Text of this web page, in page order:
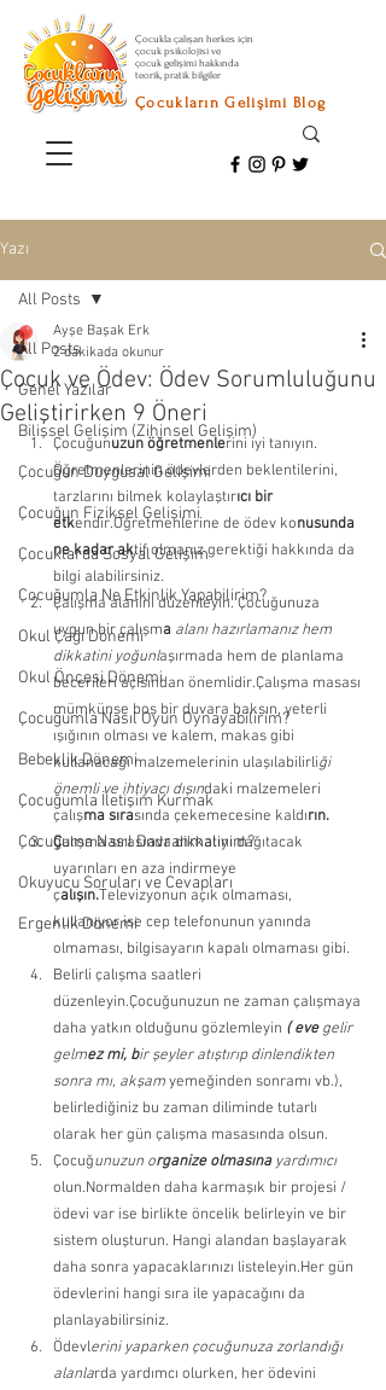
Çocukla çalışan herkes için
çocuk psikolojisi ve
çocuk gelişimi hakkında
teorik, pratik bilgiler
Çocukların Gelişimi Blog
Yazı
All Posts
Genel Yazılar
Bilişsel Gelişim (Zihinsel Gelişim)
Çocuğun Duygusal Gelişimi
Çocuğun Fiziksel Gelişimi
Çocuklarda Sosyal Gelişim
Çocuğumla Ne Etkinlik Yapabilirim?
Okul Çağı Dönemi
Okul Öncesi Dönemi
Çocuğumla Nasıl Oyun Oynayabilirim?
Bebeklik Dönemi
Çocuğumla İletişim Kurmak
Çocuğuma Nasıl Davranmalıyım?
Okuyucu Soruları ve Cevapları
Ergenlik Dönemi
All Posts
Çocuk ve Ödev: Ödev Sorumluluğunu
Geliştirirken 9 Öneri
Ayşe Başak Erk
2 dakikada okunur
Çocuğunuzun öğretmenlerini iyi tanıyın.
Öğretmenlerinin ödevlerden beklentilerini,
tarzlarını bilmek kolaylaştırıcı bir
etkendir.Öğretmenlerine de ödev konusunda
ne kadar aktif olmanız gerektiği hakkında da
bilgi alabilirsiniz.
Çalışma alanını düzenleyin. Çocuğunuza
uygun bir çalışma alanı hazırlamanız hem
dikkatini yoğunlaşırmada hem de planlama
becerileri açısından önemlidir.Çalışma masası
mümkünse boş bir duvara baksın, yeterli
ışığının olması ve kalem, makas gibi
kullanacağı malzemelerinin ulaşılabilirliği
önemli ve ihtiyacı dışındaki malzemeleri
çalışma sırasında çekemecesine kaldırın.
Çalışma sırasında dikkatini dağıtacak
uyarınları en aza indirmeye
çalışın.Televizyonun açık olmaması,
kullanıyor ise cep telefonunun yanında
olmaması, bilgisayarın kapalı olmaması gibi.
Belirli çalışma saatleri
düzenleyin.Çocuğunuzun ne zaman çalışmaya
daha yatkın olduğunu gözlemleyin ( eve gelir
gelmez mi, bir şeyler atıştırıp dinlendikten
sonra mı, akşam yemeğinden sonramı vb.),
belirlediğiniz bu zaman diliminde tutarlı
olarak her gün çalışma masasında olsun.
Çocuğunuzun organize olmasına yardımıcı
olun.Normalden daha karmaşık bir projesi /
ödevi var ise birlikte öncelik belirleyin ve bir
sistem oluşturun. Hangi alandan başlayarak
daha sonra yapacaklarınızı listeleyin.Her gün
ödevlerini hangi sıra ile yapacağını da
planlayabilirsiniz.
Ödevlerini yaparken çocuğunuza zorlandığı
alanlarda yardımcı olurken, her ödevini